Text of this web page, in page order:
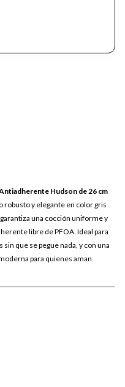
Hudson de 26 cm
y elegante en color gris
una cocción uniforme y
libre de PFOA. Ideal para
que se pegue nada, y con una
para quienes aman